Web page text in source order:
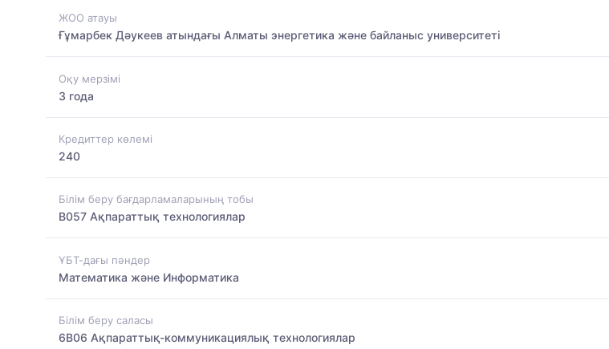
ЖОО атауы
Ғұмарбек Дәукеев атындағы Алматы энергетика және байланыс университеті
Оқу мерзімі
3 года
Кредиттер көлемі
240
Білім беру бағдарламаларының тобы
B057 Ақпараттық технологиялар
ҰБТ-дағы пәндер
Математика және Информатика
Білім беру саласы
6B06 Ақпараттық-коммуникациялық технологиялар